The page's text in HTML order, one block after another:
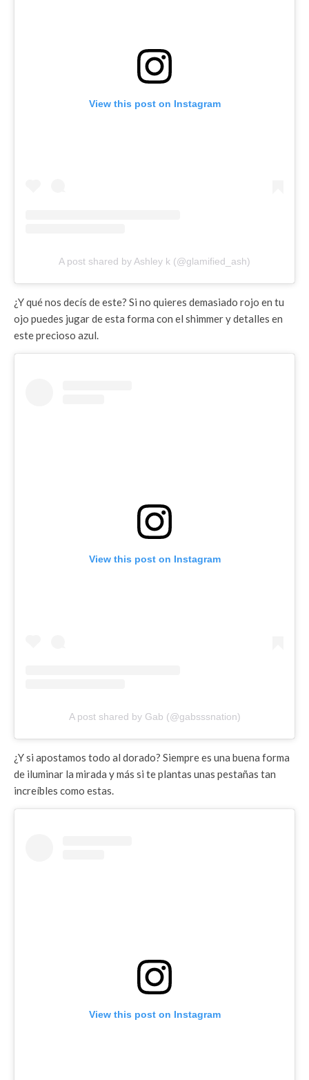
View this post on Instagram
A post shared by Ashley k (@glamified_ash)
¿Y qué nos decís de este? Si no quieres demasiado rojo en tu
ojo puedes jugar de esta forma con el shimmer y detalles en
este precioso azul.
View this post on Instagram
A post shared by Gab (@gabsssnation)
¿Y si apostamos todo al dorado? Siempre es una buena forma
de iluminar la mirada y más si te plantas unas pestañas tan
increíbles como estas.
View this post on Instagram